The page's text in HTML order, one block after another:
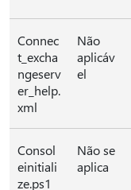
Connec
t_excha
ngeserv
er_help.
xml
Não
aplicáv
el
Consol
einitiali
ze.ps1
Não se
aplica